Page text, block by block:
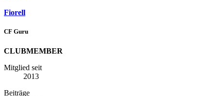
Fiorell
CF Guru
CLUBMEMBER
Mitglied seit
2013
Beiträge